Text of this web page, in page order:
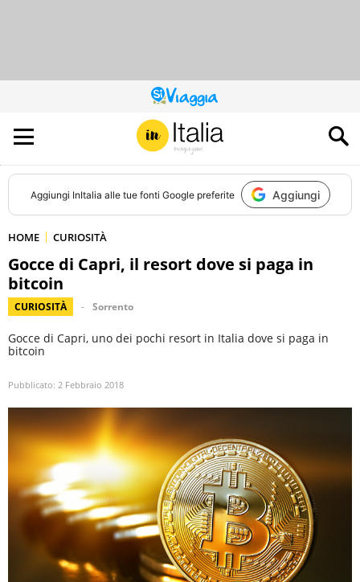
QUESTO
SITO
CONTRIBUISCE
ALL’AUDIENCE
DI
Aggiungi InItalia alle tue fonti Google preferite Aggiungi
HOME CURIOSITÀ
Gocce di Capri, il resort dove si paga in
bitcoin
CURIOSITÀ Sorrento
Gocce di Capri, uno dei pochi resort in Italia dove si paga in
bitcoin
Pubblicato: 2 Febbraio 2018